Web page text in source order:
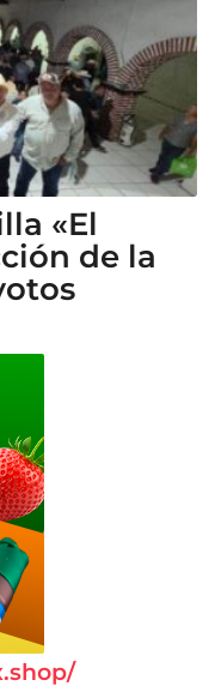
«El
de la